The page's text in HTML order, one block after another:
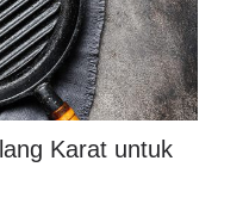
Karat untuk